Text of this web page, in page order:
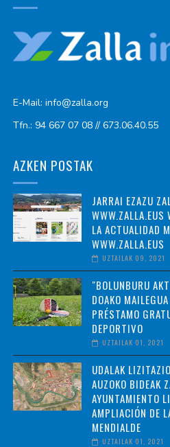
E-Mail: info@zalla.org
Tfn.: 94 667 07 08 // 673.06.40.55
AZKEN POSTAK
JARRAI EZAZU
LA ACTUALIDAD
WWW.ZALLA.EUS
UZTAILAK 09, 2021
"BOLUNBURU
DOAKO
PRÉSTAMO
DEPORTIVO
UZTAILAK 01, 2021
UDALAK
AUZOKO BIDEAK
AYUNTAMIENTO
AMPLIACIÓN DE
MENDIALDE
UZTAILAK 01, 2021